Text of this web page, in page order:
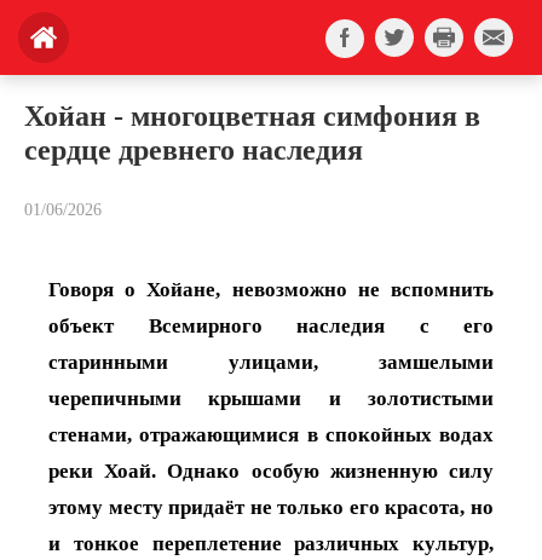
Хойан - многоцветная симфония в
сердце древнего наследия
01/06/2026
Говоря о Хойане, невозможно не вспомнить
объект Всемирного наследия с его
старинными улицами, замшелыми
черепичными крышами и золотистыми
стенами, отражающимися в спокойных водах
реки Хоай. Однако особую жизненную силу
этому месту придаёт не только его красота, но
и тонкое переплетение различных культур,